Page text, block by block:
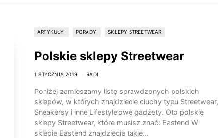
ARTYKUŁY PORADY SKLEPY STREETWEAR
Polskie sklepy Streetwear
1 STYCZNIA 2019 RADI
Poniżej zamieszamy listę sprawdzonych polskich
sklepów, w których znajdziecie ciuchy typu Streetwear,
Sneakersy i inne Lifestyle’owe gadżety. Oto polskie
sklepy Streetwear, które musisz znać: Eastend W
sklepie Eastend znajdziecie takie…